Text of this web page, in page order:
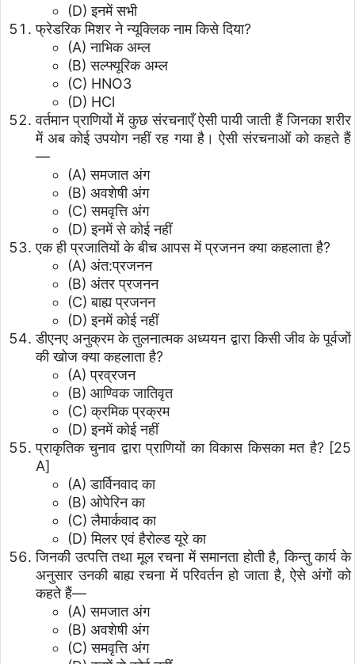
(D) इनमें सभी
फ्रेडरिक मिशर ने न्यूक्लिक नाम किसे दिया?
(A) नाभिक अम्ल
(B) सल्फ्यूरिक अम्ल
(C) HNO3
(D) HCl
वर्तमान प्राणियों में कुछ संरचनाएँ ऐसी पायी जाती हैं जिनका शरीर
में अब कोई उपयोग नहीं रह गया है। ऐसी संरचनाओं को कहते हैं
—
(A) समजात अंग
(B) अवशेषी अंग
(C) समवृत्ति अंग
(D) इनमें से कोई नहीं
एक ही प्रजातियों के बीच आपस में प्रजनन क्या कहलाता है?
(A) अंत:प्रजनन
(B) अंतर प्रजनन
(C) बाह्य प्रजनन
(D) इनमें कोई नहीं
डीएनए अनुक्रम के तुलनात्मक अध्ययन द्वारा किसी जीव के पूर्वजों
की खोज क्या कहलाता है?
(A) प्रव्रजन
(B) आण्विक जातिवृत
(C) क्रमिक प्रक्रम
(D) इनमें कोई नहीं
प्राकृतिक चुनाव द्वारा प्राणियों का विकास किसका मत है? [25
A]
(A) डार्विनवाद का
(B) ओपेरिन का
(C) लैमार्कवाद का
(D) मिलर एवं हैरोल्ड यूरे का
जिनकी उत्पत्ति तथा मूल रचना में समानता होती है, किन्तु कार्य के
अनुसार उनकी बाह्य रचना में परिवर्तन हो जाता है, ऐसे अंगों को
कहते हैं—
(A) समजात अंग
(B) अवशेषी अंग
(C) समवृत्ति अंग